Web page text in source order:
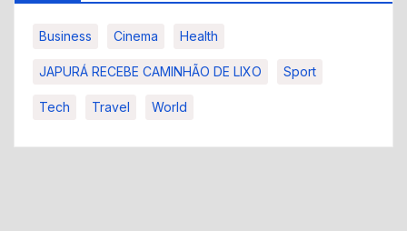
Business Cinema Health
JAPURÁ RECEBE CAMINHÃO DE LIXO Sport
Tech Travel World